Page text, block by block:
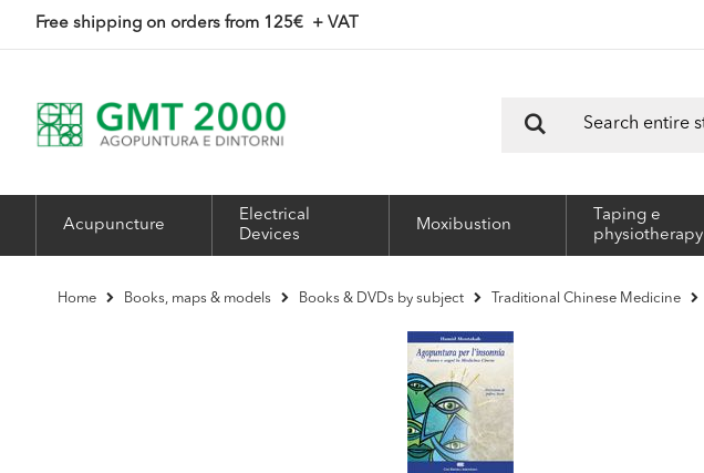
Free shipping on orders from 125€ + VATSkip
Search
Acupuncture
Electrical
Devices
Moxibustion
Taping e
physiotherapy
Home Books, maps & models Books & DVDs by subject Traditional Chinese Medicine